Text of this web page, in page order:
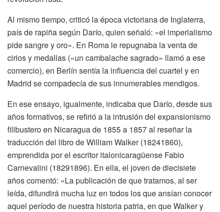
Al mismo tiempo, criticó la época victoriana de Inglaterra,
país de rapiña según Darío, quien señaló: «el imperialismo
pide sangre y oro». En Roma le repugnaba la venta de
cirios y medallas («un cambalache sagrado» llamó a ese
comercio), en Berlín sentía la influencia del cuartel y en
Madrid se compadecía de sus innumerables mendigos.
En ese ensayo, igualmente, indicaba que Darío, desde sus
años formativos, se refirió a la intrusión del expansionismo
filibustero en Nicaragua de 1855 a 1857 al reseñar la
traducción del libro de William Walker (18241860),
emprendida por el escritor italonicaragüense Fabio
Carnevalini (18291896). En ella, el joven de diecisiete
años comentó: «La publicación de que tratamos, al ser
leída, difundirá mucha luz en todos los que ansían conocer
aquel período de nuestra historia patria, en que Walker y